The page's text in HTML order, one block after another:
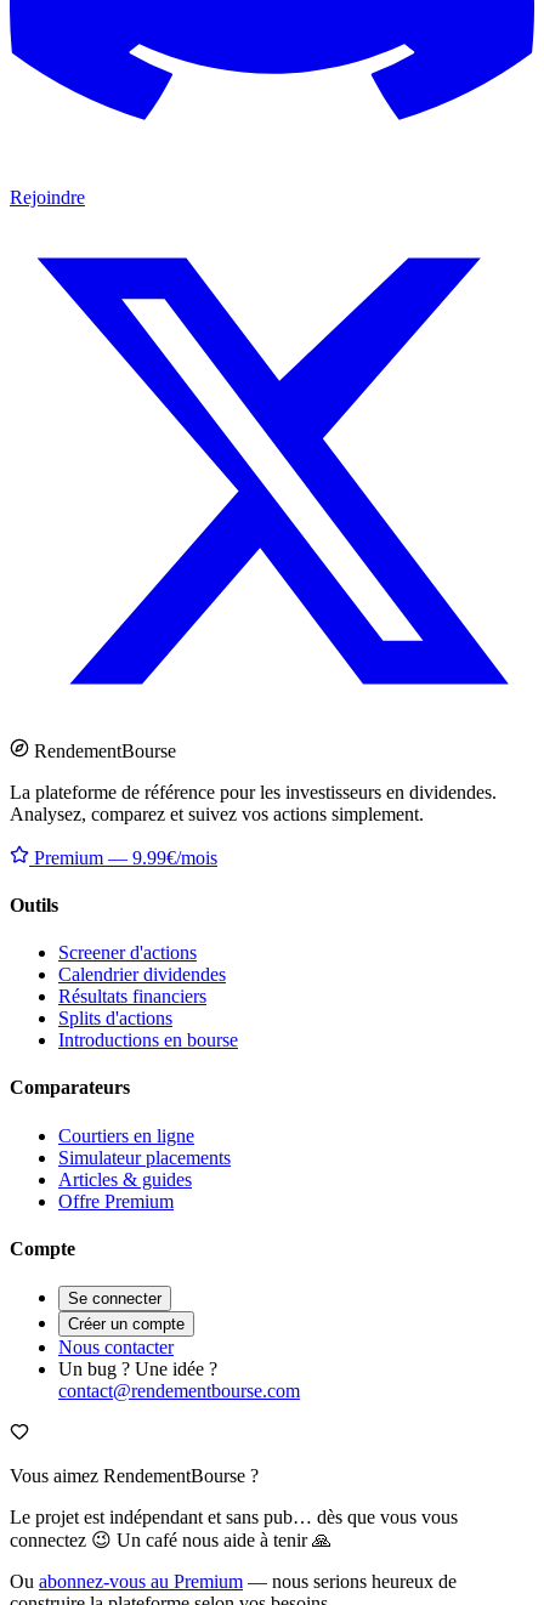
Rejoindre
RendementBourse
La plateforme de référence pour les investisseurs en dividendes.
Analysez, comparez et suivez vos actions simplement.
Premium — 9.99€/mois
Outils
Screener d'actions
Calendrier dividendes
Résultats financiers
Splits d'actions
Introductions en bourse
Comparateurs
Courtiers en ligne
Simulateur placements
Articles & guides
Offre Premium
Compte
Se connecter
Créer un compte
Nous contacter
Un bug ? Une idée ?
contact@rendementbourse.com
Vous aimez RendementBourse ?
Le projet est indépendant et sans pub… dès que vous vous
connectez 😉 Un café nous aide à tenir 🙏
Ou abonnez-vous au Premium — nous serions heureux de